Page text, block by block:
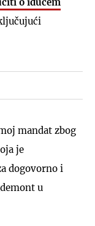
mandat zbog
je
dogovorno i
u